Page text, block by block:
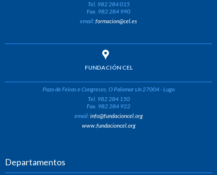
Tel. 982 284 015
Fax. 982 284 990
email:formacion@cel.es
FUNDACIÓN CEL
Pazo de Feiras e Congresos, O Palomar s/n 27004 - Lugo
Tel. 982 284 150
Fax. 982 284 922
email:info@fundacioncel.org
www.fundacioncel.org
Departamentos